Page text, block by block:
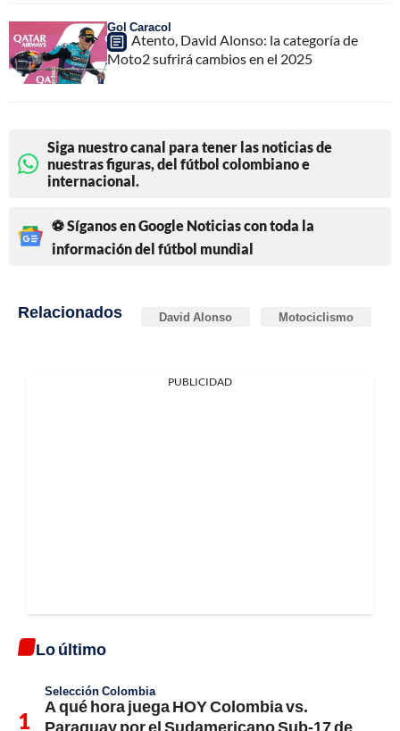
Gol Caracol
Atento, David Alonso: la categoría de
Moto2 sufrirá cambios en el 2025
Siga nuestro canal para tener las noticias de
nuestras figuras, del fútbol colombiano e
internacional.
⚽ Síganos en Google Noticias con toda la
información del fútbol mundial
Relacionados David Alonso Motociclismo
PUBLICIDAD
Lo último
Selección Colombia
A qué hora juega HOY Colombia vs.
Paraguay por el Sudamericano Sub-17 de